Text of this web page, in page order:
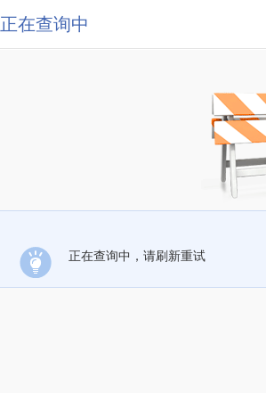
正在查询中
正在查询中，请刷新重试